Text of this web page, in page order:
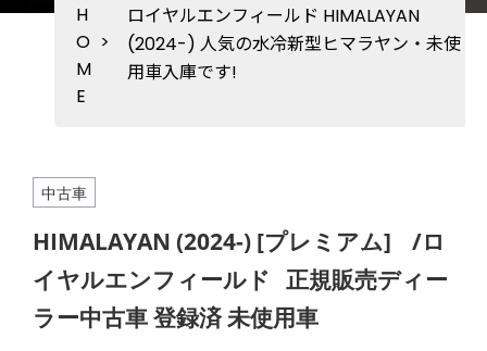
H
O
M
E
>
ロイヤルエンフィールド HIMALAYAN
(2024-) 人気の水冷新型ヒマラヤン・未使
用車入庫です!
中古車
HIMALAYAN (2024-) [プレミアム]
/ロ
イヤルエンフィールド 正規販売ディー
ラー中古車 登録済 未使用車